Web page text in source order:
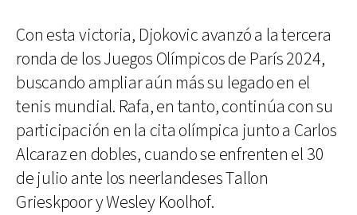
Con esta victoria, Djokovic avanzó a la tercera
ronda de los Juegos Olímpicos de París 2024,
buscando ampliar aún más su legado en el
tenis mundial. Rafa, en tanto, continúa con su
participación en la cita olímpica junto a Carlos
Alcaraz en dobles, cuando se enfrenten el 30
de julio ante los neerlandeses Tallon
Grieskpoor y Wesley Koolhof.